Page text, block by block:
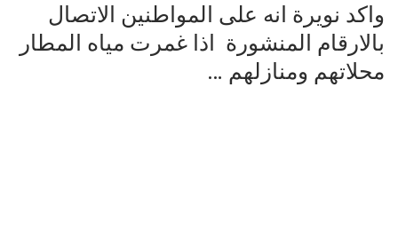
واكد نويرة انه على المواطنين الاتصال
بالارقام المنشورة اذا غمرت مياه المطار
محلاتهم ومنازلهم …